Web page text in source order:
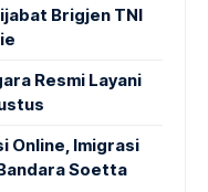
Brigjen TNI
Resmi Layani
Online, Imigrasi
Soetta